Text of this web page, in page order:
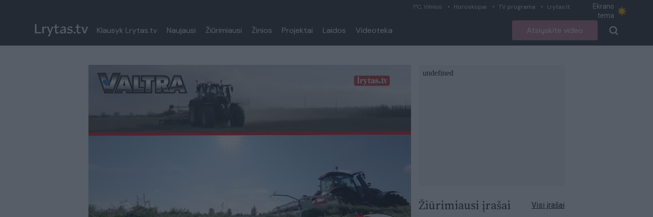
1°C, Vilnius Horoskopai TV programa Lrytas.lt
Ekrano
tema
Klausyk Lrytas.tv Naujausi Žiūrimiausi Žinios Projektai Laidos Videoteka Atsiųskite video
Paremkite Ukrainą
Žiūrimiausi įrašai Visi įrašai